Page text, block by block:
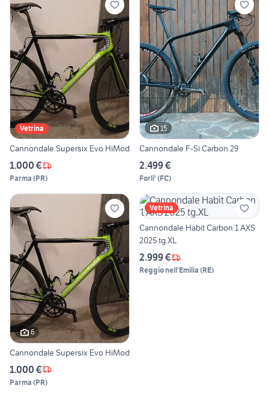
Vetrina
Cannondale Supersix Evo HiMod
1.000 €
Parma (PR)
15
Cannondale F-Si Carbon 29
2.499 €
Forli' (FC)
6
Cannondale Supersix Evo HiMod
1.000 €
Parma (PR)
Vetrina
Cannondale Habit Carbon 1 AXS
2025 tg.XL
2.999 €
Reggio nell'Emilia (RE)